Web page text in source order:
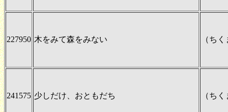
227950 木をみて森をみない （ち
241575 少しだけ、おともだち （ち